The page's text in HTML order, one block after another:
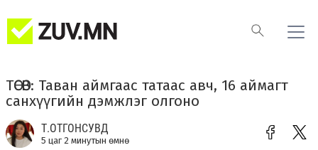
ТӨСӨВ: Таван аймгаас татаас авч, 16 аймагт
санхүүгийн дэмжлэг олгоно
Т.ОТГОНСУВД
5 цаг 2 минутын өмнө